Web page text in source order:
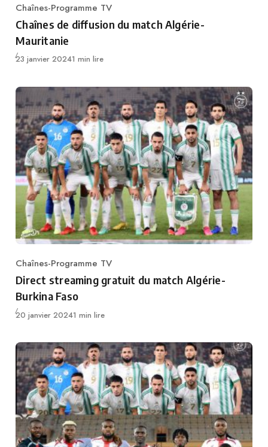
Category
Chaînes-Programme TV
Chaînes de diffusion du match Algérie-
Mauritanie
Publié
23 janvier 20241 min lire
Category
Chaînes-Programme TV
Direct streaming gratuit du match Algérie-
Burkina Faso
Publié
20 janvier 20241 min lire